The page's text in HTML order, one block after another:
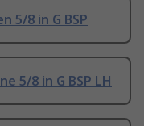
5/8 in G BSP
5/8 in G BSP LH